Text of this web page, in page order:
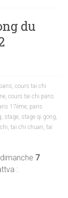
du
,cours tai chi
,cours tai chi paris
17ème, paris
, stage, stage qi gong,
,tai chi chuan,tai
7
: